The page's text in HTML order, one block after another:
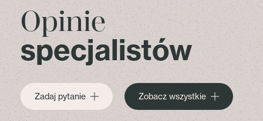
Opinie
specjalistów
Zadaj pytanie Zobacz wszystkie